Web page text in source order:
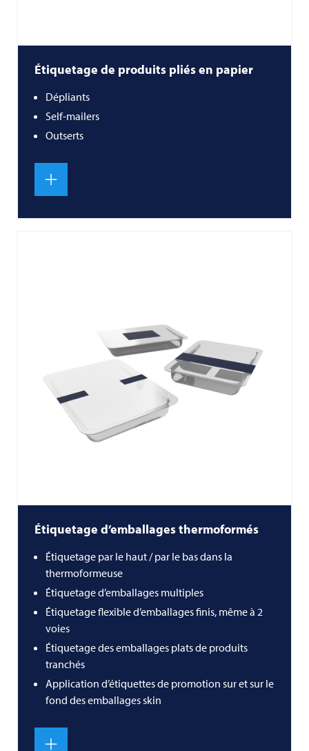
Étiquetage de produits pliés en papier
Dépliants
Self-mailers
Outserts
Étiquetage d’emballages thermoformés
Étiquetage par le haut / par le bas dans la
thermoformeuse
Étiquetage d’emballages multiples
Étiquetage flexible d’emballages finis, même à 2
voies
Étiquetage des emballages plats de produits
tranchés
Application d’étiquettes de promotion sur et sur le
fond des emballages skin